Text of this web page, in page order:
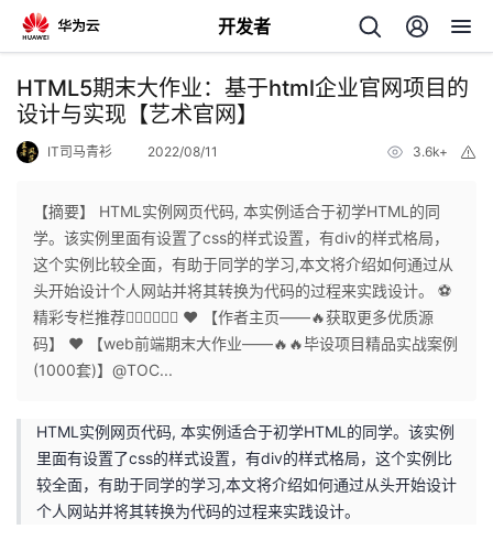
开发者
返
回
个
人
主
页
我
的
开
发
我
的
开
我
的
我
HTML5期末大作业：基于html企业官网项目的
设计与实现【艺术官网】
IT司马青衫 2022/08/11 3.6k+
【摘要】 HTML实例网页代码, 本实例适合于初学HTML的同
学。该实例里面有设置了css的样式设置，有div的样式格局，
这个实例比较全面，有助于同学的学习,本文将介绍如何通过从
头开始设计个人网站并将其转换为代码的过程来实践设计。 ⚽
精彩专栏推荐👇🏻👇🏻👇🏻 ❤ 【作者主页——🔥获取更多优质源
码】 ❤ 【web前端期末大作业——🔥🔥毕设项目精品实战案例
(1000套)】@TOC...
HTML实例网页代码, 本实例适合于初学HTML的同学。该实例
里面有设置了css的样式设置，有div的样式格局，这个实例比
较全面，有助于同学的学习,本文将介绍如何通过从头开始设计
个人网站并将其转换为代码的过程来实践设计。